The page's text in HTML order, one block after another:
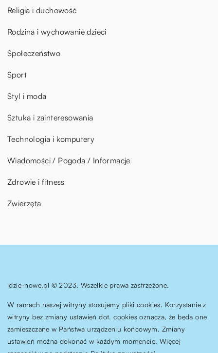
Religia i duchowość
Rodzina i wychowanie dzieci
Społeczeństwo
Sport
Styl i moda
Sztuka i zainteresowania
Technologia i komputery
Wiadomości / Pogoda / Informacje
Zdrowie i fitness
Zwierzęta
idzie-nowe.pl © 2023. Wszelkie prawa zastrzeżone.
W ramach naszej witryny stosujemy pliki cookies. Korzystanie z
witryny bez zmiany ustawień dot. cookies oznacza, że będą one
zamieszczane w Państwa urządzeniu końcowym. Zmiany
ustawień można dokonać w każdym momencie. Więcej